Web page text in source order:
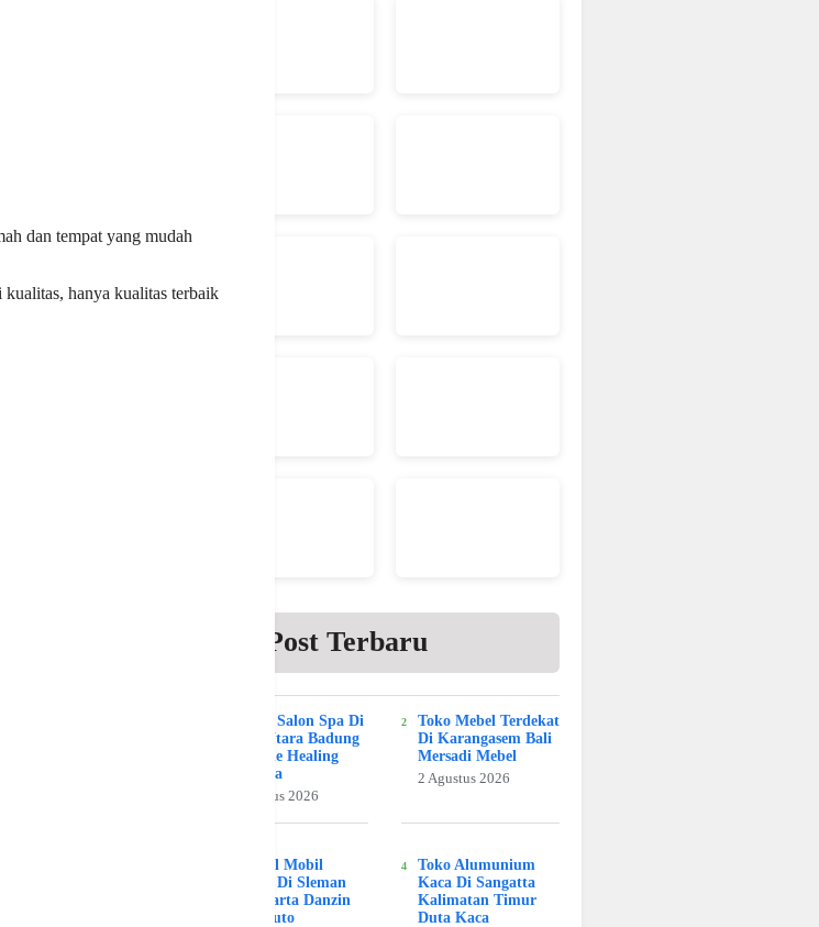
dan tempat yang mudah
hanya kualitas terbaik
Post Terbaru
Beauty Salon Spa Di
Kuta Utara Badung
Bali The Healing
Day Spa
2 Agustus 2026
Toko Mebel Terdekat
Di Karangasem Bali
Mersadi Mebel
2 Agustus 2026
Bengkel Mobil
Umum Di Sleman
Jogjakarta Danzin
Benz Auto
Toko Alumunium
Kaca Di Sangatta
Kalimatan Timur
Duta Kaca